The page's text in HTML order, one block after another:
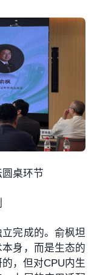
桌环节
完成的。俞枫坦
身，而是生态的
，但对CPU内生